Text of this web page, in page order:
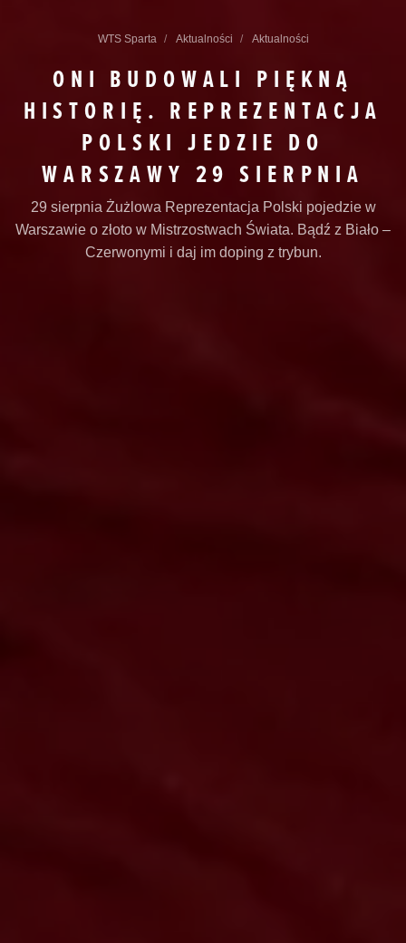
WTS Sparta Aktualności Aktualności
ONI BUDOWALI PIĘKNĄ
HISTORIĘ. REPREZENTACJA
POLSKI JEDZIE DO
WARSZAWY 29 SIERPNIA
29 sierpnia Żużlowa Reprezentacja Polski pojedzie w
Warszawie o złoto w Mistrzostwach Świata. Bądź z Biało –
Czerwonymi i daj im doping z trybun.